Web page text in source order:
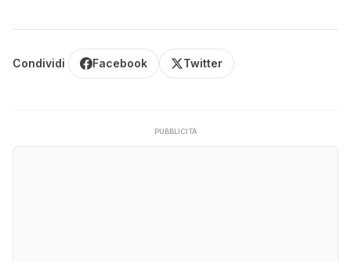
Condividi Facebook Twitter
PUBBLICITÀ